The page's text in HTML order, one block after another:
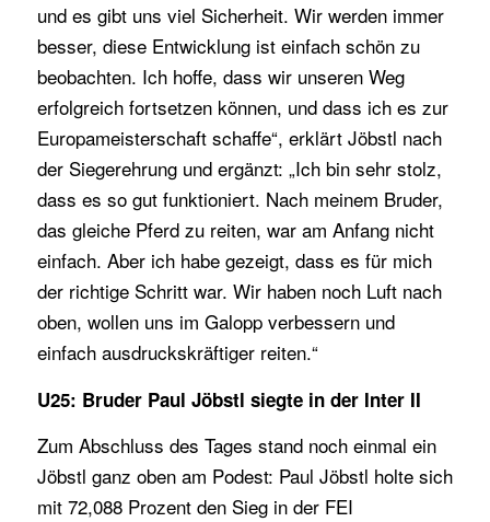
und es gibt uns viel Sicherheit. Wir werden immer
besser, diese Entwicklung ist einfach schön zu
beobachten. Ich hoffe, dass wir unseren Weg
erfolgreich fortsetzen können, und dass ich es zur
Europameisterschaft schaffe“, erklärt Jöbstl nach
der Siegerehrung und ergänzt: „Ich bin sehr stolz,
dass es so gut funktioniert. Nach meinem Bruder,
das gleiche Pferd zu reiten, war am Anfang nicht
einfach. Aber ich habe gezeigt, dass es für mich
der richtige Schritt war. Wir haben noch Luft nach
oben, wollen uns im Galopp verbessern und
einfach ausdruckskräftiger reiten.“
U25: Bruder Paul Jöbstl siegte in der Inter II
Zum Abschluss des Tages stand noch einmal ein
Jöbstl ganz oben am Podest: Paul Jöbstl holte sich
mit 72,088 Prozent den Sieg in der FEI